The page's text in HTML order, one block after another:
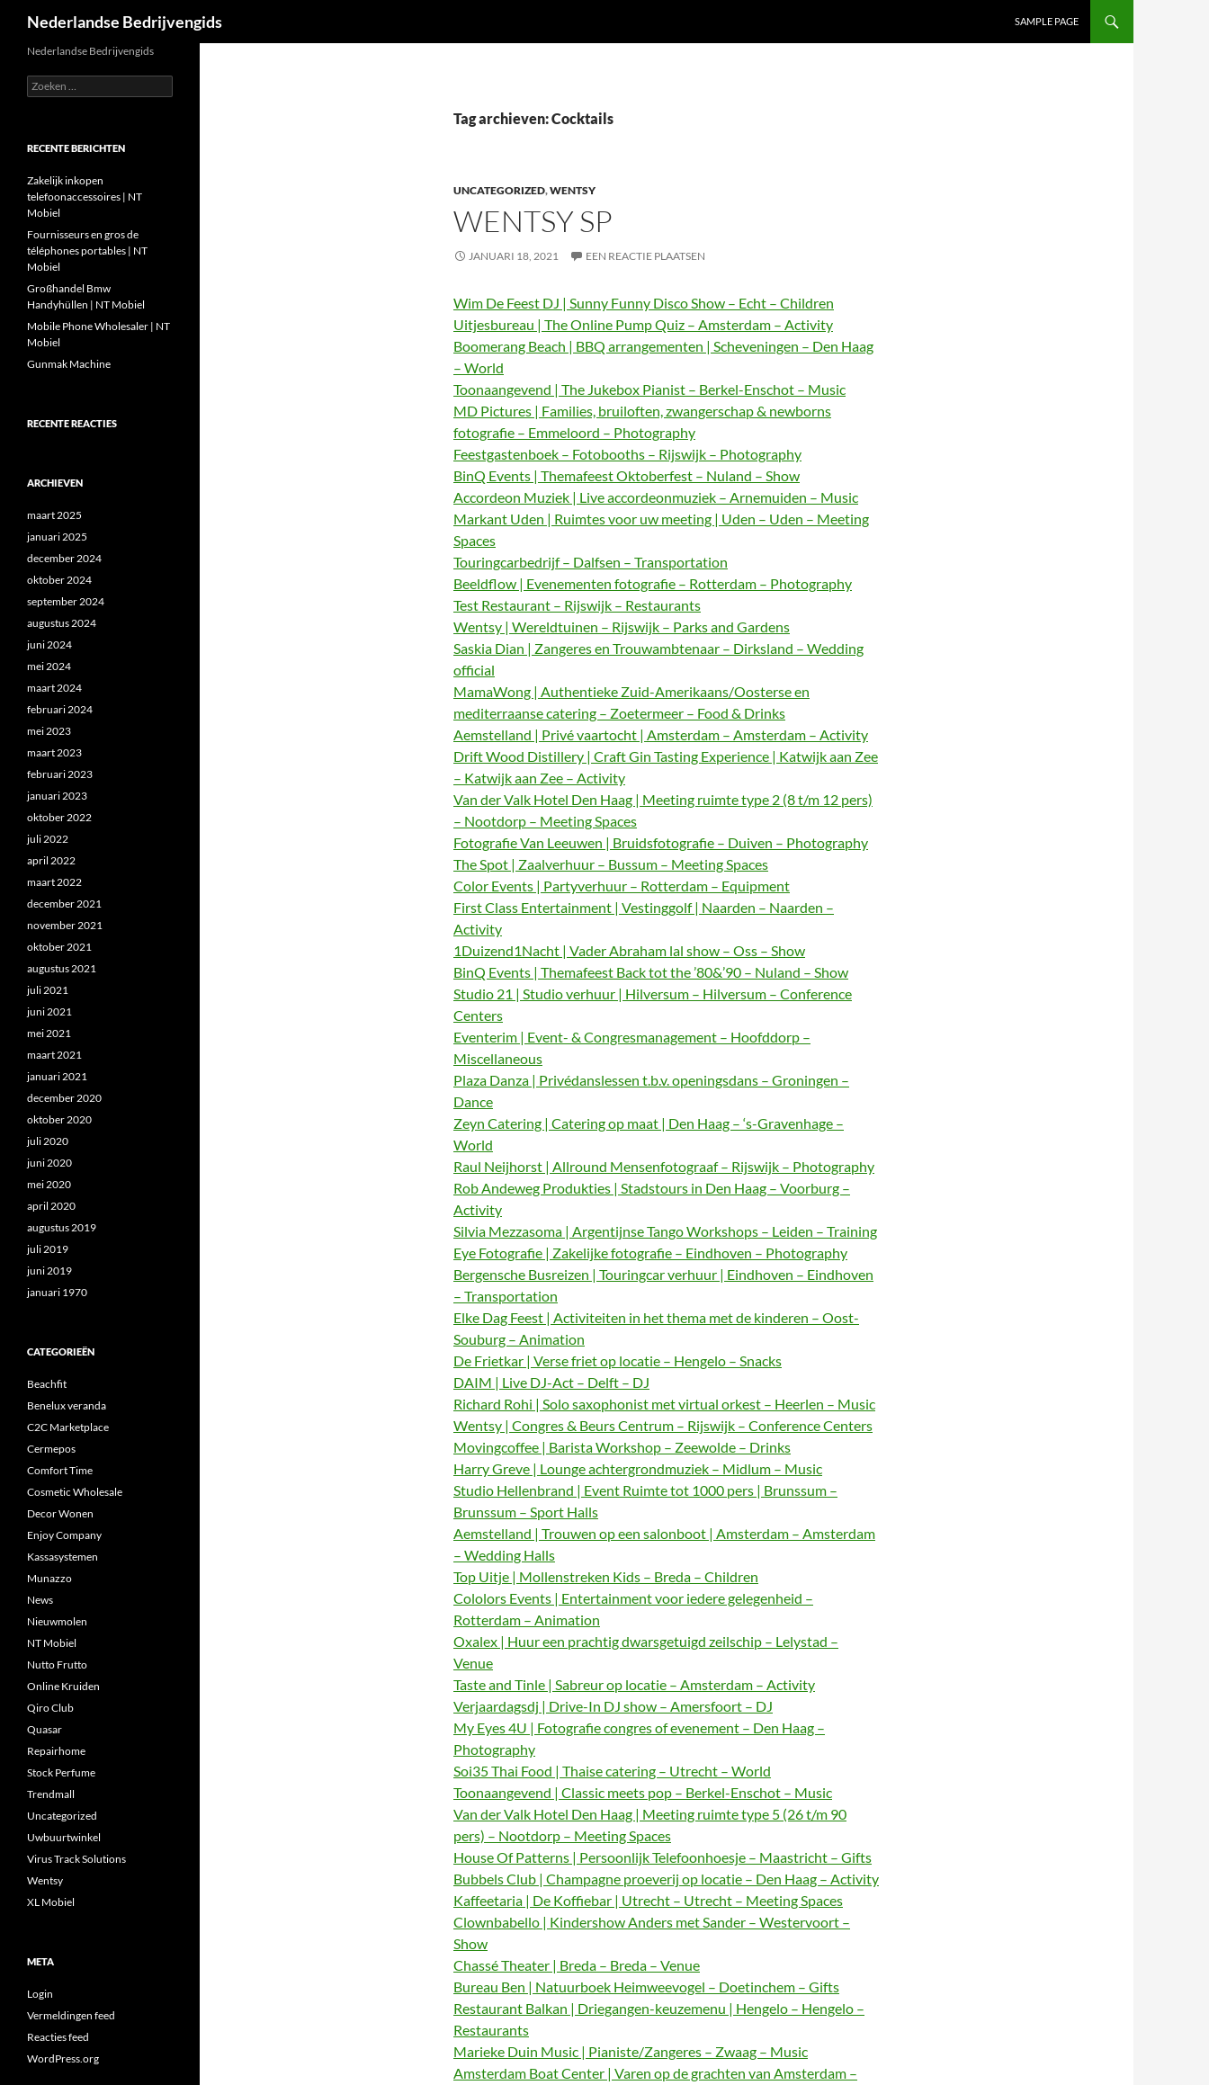
Nederlandse Bedrijvengids SAMPLE PAGE
Tag archieven: Cocktails
UNCATEGORIZED,WENTSY
WENTSY SP
JANUARI 18, 2021 EEN REACTIE PLAATSEN
Wim De Feest DJ | Sunny Funny Disco Show – Echt – Children
Uitjesbureau | The Online Pump Quiz – Amsterdam – Activity
Boomerang Beach | BBQ arrangementen | Scheveningen – Den Haag
– World
Toonaangevend | The Jukebox Pianist – Berkel-Enschot – Music
MD Pictures | Families, bruiloften, zwangerschap & newborns
fotografie – Emmeloord – Photography
Feestgastenboek – Fotobooths – Rijswijk – Photography
BinQ Events | Themafeest Oktoberfest – Nuland – Show
Accordeon Muziek | Live accordeonmuziek – Arnemuiden – Music
Markant Uden | Ruimtes voor uw meeting | Uden – Uden – Meeting
Spaces
Touringcarbedrijf – Dalfsen – Transportation
Beeldflow | Evenementen fotografie – Rotterdam – Photography
Test Restaurant – Rijswijk – Restaurants
Wentsy | Wereldtuinen – Rijswijk – Parks and Gardens
Saskia Dian | Zangeres en Trouwambtenaar – Dirksland – Wedding
official
MamaWong | Authentieke Zuid-Amerikaans/Oosterse en
mediterraanse catering – Zoetermeer – Food & Drinks
Aemstelland | Privé vaartocht | Amsterdam – Amsterdam – Activity
Drift Wood Distillery | Craft Gin Tasting Experience | Katwijk aan Zee
– Katwijk aan Zee – Activity
Van der Valk Hotel Den Haag | Meeting ruimte type 2 (8 t/m 12 pers)
– Nootdorp – Meeting Spaces
Fotografie Van Leeuwen | Bruidsfotografie – Duiven – Photography
The Spot | Zaalverhuur – Bussum – Meeting Spaces
Color Events | Partyverhuur – Rotterdam – Equipment
First Class Entertainment | Vestinggolf | Naarden – Naarden –
Activity
1Duizend1Nacht | Vader Abraham lal show – Oss – Show
BinQ Events | Themafeest Back tot the ’80&’90 – Nuland – Show
Studio 21 | Studio verhuur | Hilversum – Hilversum – Conference
Centers
Eventerim | Event- & Congresmanagement – Hoofddorp –
Miscellaneous
Plaza Danza | Privédanslessen t.b.v. openingsdans – Groningen –
Dance
Zeyn Catering | Catering op maat | Den Haag – ‘s-Gravenhage –
World
Raul Neijhorst | Allround Mensenfotograaf – Rijswijk – Photography
Rob Andeweg Produkties | Stadstours in Den Haag – Voorburg –
Activity
Silvia Mezzasoma | Argentijnse Tango Workshops – Leiden – Training
Eye Fotografie | Zakelijke fotografie – Eindhoven – Photography
Bergensche Busreizen | Touringcar verhuur | Eindhoven – Eindhoven
– Transportation
Elke Dag Feest | Activiteiten in het thema met de kinderen – Oost-
Souburg – Animation
De Frietkar | Verse friet op locatie – Hengelo – Snacks
DAIM | Live DJ-Act – Delft – DJ
Richard Rohi | Solo saxophonist met virtual orkest – Heerlen – Music
Wentsy | Congres & Beurs Centrum – Rijswijk – Conference Centers
Movingcoffee | Barista Workshop – Zeewolde – Drinks
Harry Greve | Lounge achtergrondmuziek – Midlum – Music
Studio Hellenbrand | Event Ruimte tot 1000 pers | Brunssum –
Brunssum – Sport Halls
Aemstelland | Trouwen op een salonboot | Amsterdam – Amsterdam
– Wedding Halls
Top Uitje | Mollenstreken Kids – Breda – Children
Cololors Events | Entertainment voor iedere gelegenheid –
Rotterdam – Animation
Oxalex | Huur een prachtig dwarsgetuigd zeilschip – Lelystad –
Venue
Taste and Tinle | Sabreur op locatie – Amsterdam – Activity
Verjaardagsdj | Drive-In DJ show – Amersfoort – DJ
My Eyes 4U | Fotografie congres of evenement – Den Haag –
Photography
Soi35 Thai Food | Thaise catering – Utrecht – World
Toonaangevend | Classic meets pop – Berkel-Enschot – Music
Van der Valk Hotel Den Haag | Meeting ruimte type 5 (26 t/m 90
pers) – Nootdorp – Meeting Spaces
House Of Patterns | Persoonlijk Telefoonhoesje – Maastricht – Gifts
Bubbels Club | Champagne proeverij op locatie – Den Haag – Activity
Kaffeetaria | De Koffiebar | Utrecht – Utrecht – Meeting Spaces
Clownbabello | Kindershow Anders met Sander – Westervoort –
Show
Chassé Theater | Breda – Breda – Venue
Bureau Ben | Natuurboek Heimweevogel – Doetinchem – Gifts
Restaurant Balkan | Driegangen-keuzemenu | Hengelo – Hengelo –
Restaurants
Marieke Duin Music | Pianiste/Zangeres – Zwaag – Music
Amsterdam Boat Center | Varen op de grachten van Amsterdam –
Nederlandse Bedrijvengids
Zoeken
naar:
RECENTE BERICHTEN
Zakelijk inkopen
telefoonaccessoires | NT
Mobiel
Fournisseurs en gros de
téléphones portables | NT
Mobiel
Großhandel Bmw
Handyhüllen | NT Mobiel
Mobile Phone Wholesaler | NT
Mobiel
Gunmak Machine
RECENTE REACTIES
ARCHIEVEN
maart 2025
januari 2025
december 2024
oktober 2024
september 2024
augustus 2024
juni 2024
mei 2024
maart 2024
februari 2024
mei 2023
maart 2023
februari 2023
januari 2023
oktober 2022
juli 2022
april 2022
maart 2022
december 2021
november 2021
oktober 2021
augustus 2021
juli 2021
juni 2021
mei 2021
maart 2021
januari 2021
december 2020
oktober 2020
juli 2020
juni 2020
mei 2020
april 2020
augustus 2019
juli 2019
juni 2019
januari 1970
CATEGORIEËN
Beachfit
Benelux veranda
C2C Marketplace
Cermepos
Comfort Time
Cosmetic Wholesale
Decor Wonen
Enjoy Company
Kassasystemen
Munazzo
News
Nieuwmolen
NT Mobiel
Nutto Frutto
Online Kruiden
Qiro Club
Quasar
Repairhome
Stock Perfume
Trendmall
Uncategorized
Uwbuurtwinkel
Virus Track Solutions
Wentsy
XL Mobiel
META
Login
Vermeldingen feed
Reacties feed
WordPress.org